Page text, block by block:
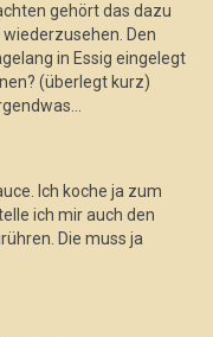
gehört das dazu
Den
in Essig eingelegt
(überlegt kurz)
Ich koche ja zum
ich mir auch den
Die muss ja